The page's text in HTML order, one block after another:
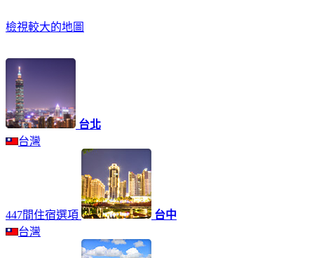
檢視較大的地圖
台北
台灣
447間住宿選項
台中
台灣